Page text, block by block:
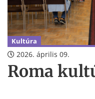
Kultúra
2026. április 09.
Roma